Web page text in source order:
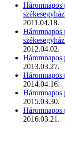
2011.04.18.
2012.04.02.
2013.03.27.
2014.04.16.
2015.03.30.
2016.03.21.